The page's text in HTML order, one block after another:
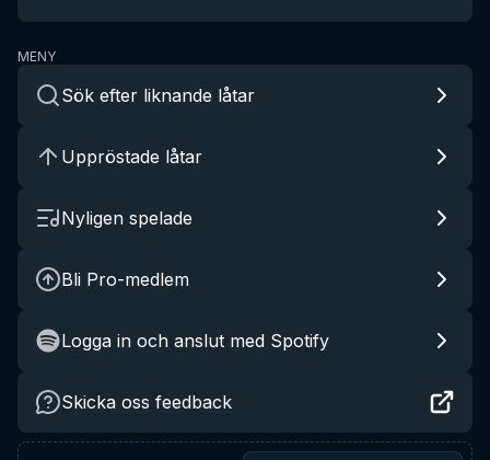
MENY
Sök efter liknande låtar
Uppröstade låtar
Nyligen spelade
Bli Pro-medlem
Logga in och anslut med Spotify
Skicka oss feedback